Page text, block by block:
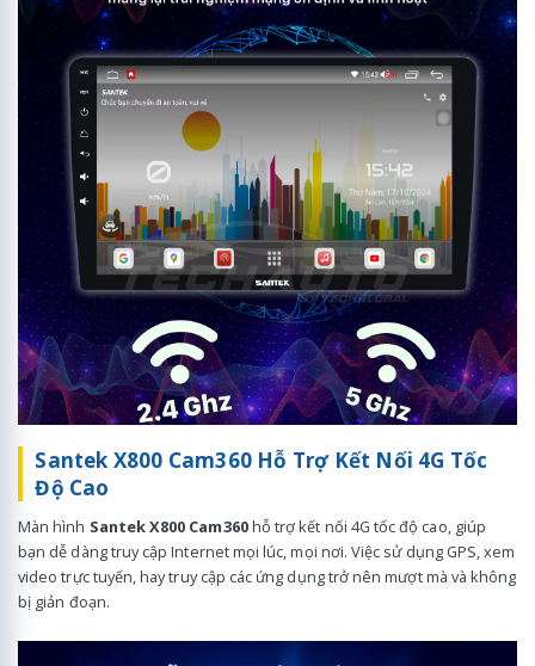
Santek X800 Cam360 Hỗ Trợ Kết Nối 4G Tốc
Độ Cao
Màn hình Santek X800 Cam360hỗ trợ kết nối 4G tốc độ cao, giúp
bạn dễ dàng truy cập Internet mọi lúc, mọi nơi. Việc sử dụng GPS, xem
video trực tuyến, hay truy cập các ứng dụng trở nên mượt mà và không
bị giản đoạn.